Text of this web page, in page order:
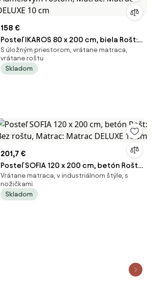
158 €
Posteľ IKAROS 80 x 200 cm, biela Rošt: S
lamelovým roštom, Matrac: Matrac
DELUXE 10 cm
S úložným priestorom, vrátane matraca,
vrátane roštu
Skladom
201,7 €
Posteľ SOFIA 120 x 200 cm, betón Rošt:
Bez roštu, Matrac: Matrac DELUXE 10
cm
Vrátane matraca, v industriálnom štýle, s
nožičkami
Skladom